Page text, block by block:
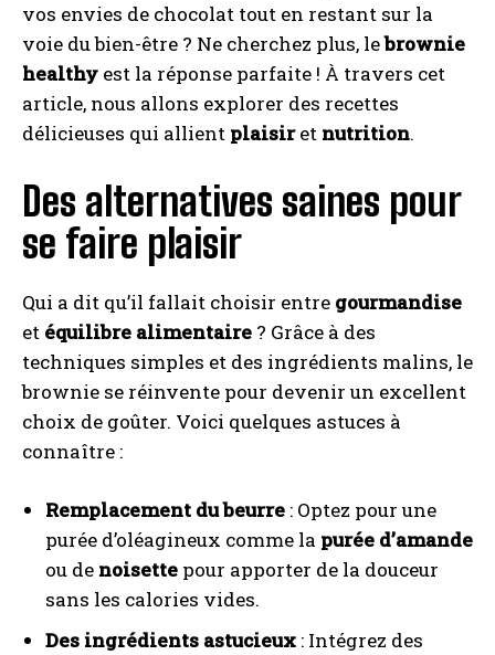
vos envies de chocolat tout en restant sur la
voie du bien-être ? Ne cherchez plus, lebrownie
healthy est la réponse parfaite ! À travers cet
article, nous allons explorer des recettes
délicieuses qui allient plaisiret nutrition.
Des alternatives saines pour
se faire plaisir
Qui a dit qu’il fallait choisir entre gourmandise
et équilibre alimentaire ? Grâce à des
techniques simples et des ingrédients malins, le
brownie se réinvente pour devenir un excellent
choix de goûter. Voici quelques astuces à
connaître :
Remplacement du beurre : Optez pour une
purée d’oléagineux comme la purée d’amande
ou de noisette pour apporter de la douceur
sans les calories vides.
Des ingrédients astucieux : Intégrez des